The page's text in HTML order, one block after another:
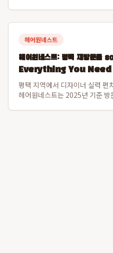
나 빠지는 털의 힘을 근본적으로
헤어원네스트
헤어원네스트: 평택 재방문율
Everything You
평택 지역에서 디자이너 실력 편
헤어원네스트는 2025년 기준